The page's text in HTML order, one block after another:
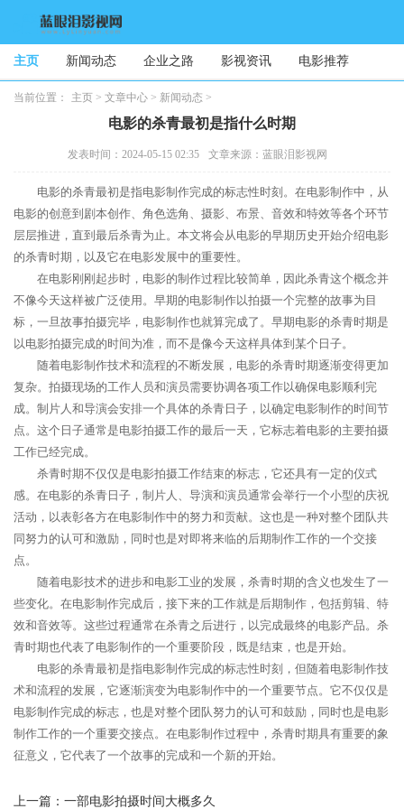
主页 新闻动态 企业之路 影视资讯 电影推荐
当前位置： 主页 > 文章中心 > 新闻动态 >
电影的杀青最初是指什么时期
发表时间：2024-05-15 02:35 文章来源：蓝眼泪影视网
电影的杀青最初是指电影制作完成的标志性时刻。在电影制作中，从
电影的创意到剧本创作、角色选角、摄影、布景、音效和特效等各个环节
层层推进，直到最后杀青为止。本文将会从电影的早期历史开始介绍电影
的杀青时期，以及它在电影发展中的重要性。
在电影刚刚起步时，电影的制作过程比较简单，因此杀青这个概念并
不像今天这样被广泛使用。早期的电影制作以拍摄一个完整的故事为目
标，一旦故事拍摄完毕，电影制作也就算完成了。早期电影的杀青时期是
以电影拍摄完成的时间为准，而不是像今天这样具体到某个日子。
随着电影制作技术和流程的不断发展，电影的杀青时期逐渐变得更加
复杂。拍摄现场的工作人员和演员需要协调各项工作以确保电影顺利完
成。制片人和导演会安排一个具体的杀青日子，以确定电影制作的时间节
点。这个日子通常是电影拍摄工作的最后一天，它标志着电影的主要拍摄
工作已经完成。
杀青时期不仅仅是电影拍摄工作结束的标志，它还具有一定的仪式
感。在电影的杀青日子，制片人、导演和演员通常会举行一个小型的庆祝
活动，以表彰各方在电影制作中的努力和贡献。这也是一种对整个团队共
同努力的认可和激励，同时也是对即将来临的后期制作工作的一个交接
点。
随着电影技术的进步和电影工业的发展，杀青时期的含义也发生了一
些变化。在电影制作完成后，接下来的工作就是后期制作，包括剪辑、特
效和音效等。这些过程通常在杀青之后进行，以完成最终的电影产品。杀
青时期也代表了电影制作的一个重要阶段，既是结束，也是开始。
电影的杀青最初是指电影制作完成的标志性时刻，但随着电影制作技
术和流程的发展，它逐渐演变为电影制作中的一个重要节点。它不仅仅是
电影制作完成的标志，也是对整个团队努力的认可和鼓励，同时也是电影
制作工作的一个重要交接点。在电影制作过程中，杀青时期具有重要的象
征意义，它代表了一个故事的完成和一个新的开始。
上一篇： 一部电影拍摄时间大概多久